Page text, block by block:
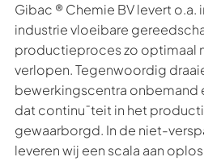
Gibac ® Chemie BV levert o.a.
industrie vloeibare
productieproces zo optimaal
verlopen. Tegenwoordig
bewerkingscentra onbemand
dat continu¯teit in het
gewaarborgd. In de niet-
leveren wij een scala aan